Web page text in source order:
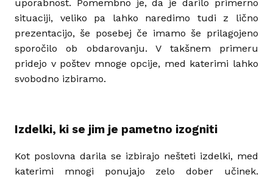
uporabnost. Pomembno je, da je darilo primerno
situaciji, veliko pa lahko naredimo tudi z lično
prezentacijo, še posebej če imamo še prilagojeno
sporočilo ob obdarovanju. V takšnem primeru
pridejo v poštev mnoge opcije, med katerimi lahko
svobodno izbiramo.
Izdelki, ki se jim je pametno izogniti
Kot poslovna darila se izbirajo nešteti izdelki, med
katerimi mnogi ponujajo zelo dober učinek.